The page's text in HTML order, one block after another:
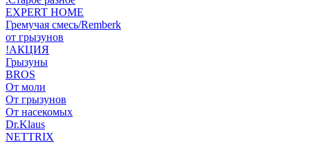
EXPERT HOME
Гремучая смесь/Remberk
от грызунов
!АКЦИЯ
Грызуны
BROS
От моли
От грызунов
От насекомых
Dr.Klaus
NETTRIX